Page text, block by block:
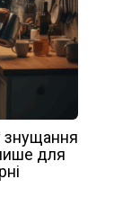
знущання
для